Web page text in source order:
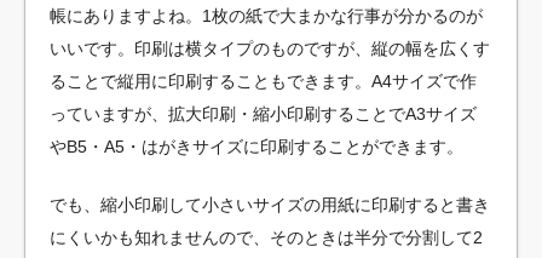
帳にありますよね。1枚の紙で大まかな行事が分かるのが
いいです。印刷は横タイプのものですが、縦の幅を広くす
ることで縦用に印刷することもできます。A4サイズで作
っていますが、拡大印刷・縮小印刷することでA3サイズ
やB5・A5・はがきサイズに印刷することができます。
でも、縮小印刷して小さいサイズの用紙に印刷すると書き
にくいかも知れませんので、そのときは半分で分割して2